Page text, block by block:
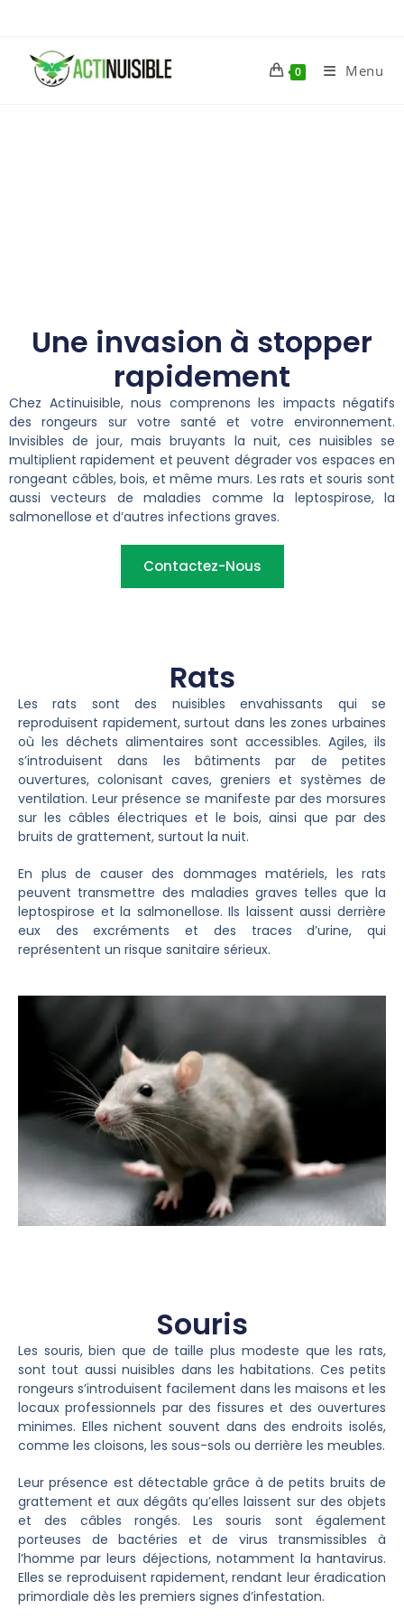
0 Menu
Une invasion à stopper
rapidement
Chez Actinuisible, nous comprenons les impacts négatifs
des rongeurs sur votre santé et votre environnement.
Invisibles de jour, mais bruyants la nuit, ces nuisibles se
multiplient rapidement et peuvent dégrader vos espaces en
rongeant câbles, bois, et même murs. Les rats et souris sont
aussi vecteurs de maladies comme la leptospirose, la
salmonellose et d’autres infections graves.
Contactez-Nous
Rats
Les rats sont des nuisibles envahissants qui se
reproduisent rapidement, surtout dans les zones urbaines
où les déchets alimentaires sont accessibles. Agiles, ils
s’introduisent dans les bâtiments par de petites
ouvertures, colonisant caves, greniers et systèmes de
ventilation. Leur présence se manifeste par des morsures
sur les câbles électriques et le bois, ainsi que par des
bruits de grattement, surtout la nuit.
En plus de causer des dommages matériels, les rats
peuvent transmettre des maladies graves telles que la
leptospirose et la salmonellose. Ils laissent aussi derrière
eux des excréments et des traces d’urine, qui
représentent un risque sanitaire sérieux.
Souris
Les souris, bien que de taille plus modeste que les rats,
sont tout aussi nuisibles dans les habitations. Ces petits
rongeurs s’introduisent facilement dans les maisons et les
locaux professionnels par des fissures et des ouvertures
minimes. Elles nichent souvent dans des endroits isolés,
comme les cloisons, les sous-sols ou derrière les meubles.
Leur présence est détectable grâce à de petits bruits de
grattement et aux dégâts qu’elles laissent sur des objets
et des câbles rongés. Les souris sont également
porteuses de bactéries et de virus transmissibles à
l’homme par leurs déjections, notamment la hantavirus.
Elles se reproduisent rapidement, rendant leur éradication
primordiale dès les premiers signes d’infestation.